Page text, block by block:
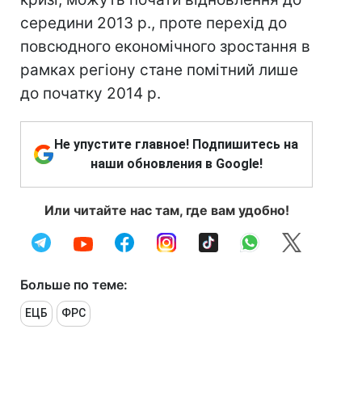
середини 2013 р., проте перехід до
повсюдного економічного зростання в
рамках регіону стане помітний лише
до початку 2014 р.
Не упустите главное! Подпишитесь на
наши обновления в Google!
Или читайте нас там, где вам удобно!
Больше по теме:
ЕЦБ ФРС